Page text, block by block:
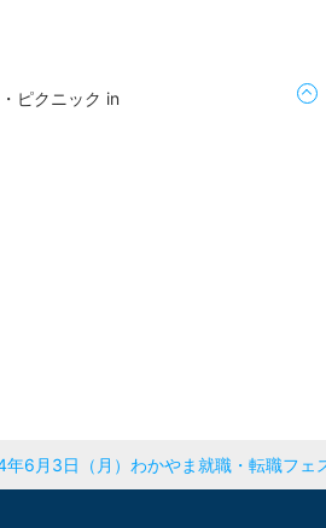
ピクニック in
年6月3日（月）わかやま就職・転職フェ